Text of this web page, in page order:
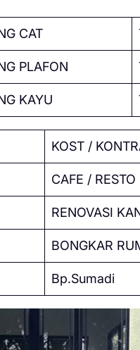
CAT
PLAFON
KAYU
KOST /
CAFE / RESTO
RENOVASI
BONGKAR
Bp.Sumadi